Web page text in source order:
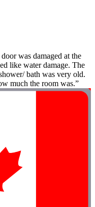
was damaged at the
like water damage. The
bath was very old.
much the room was.”